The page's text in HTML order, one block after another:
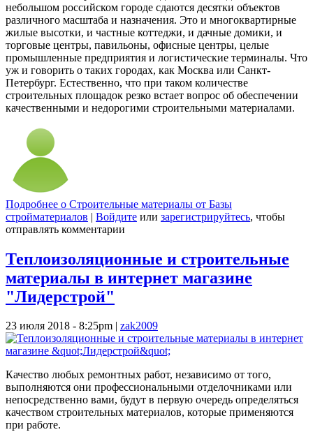
небольшом российском городе сдаются десятки объектов
различного масштаба и назначения. Это и многоквартирные
жилые высотки, и частные коттеджи, и дачные домики, и
торговые центры, павильоны, офисные центры, целые
промышленные предприятия и логистические терминалы. Что
уж и говорить о таких городах, как Москва или Санкт-
Петербург. Естественно, что при таком количестве
строительных площадок резко встает вопрос об обеспечении
качественными и недорогими строительными материалами.
Подробнее о Строительные материалы от Базы
стройматериалов | Войдите или зарегистрируйтесь, чтобы
отправлять комментарии
Теплоизоляционные и строительные
материалы в интернет магазине
"Лидерстрой"
23 июля 2018 - 8:25pm | zak2009
Качество любых ремонтных работ, независимо от того,
выполняются они профессиональными отделочниками или
непосредственно вами, будут в первую очередь определяться
качеством строительных материалов, которые применяются
при работе.